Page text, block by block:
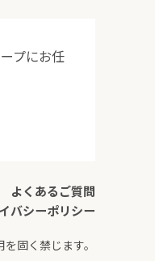
プにお任
よくあるご質問
バシーポリシー
固く禁じます。